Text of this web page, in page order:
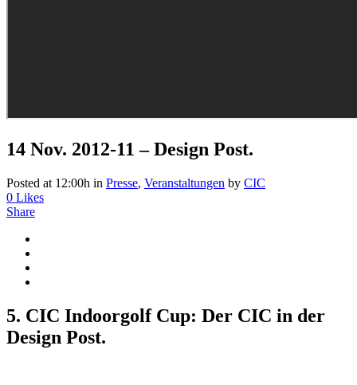
14 Nov. 2012-11 – Design Post.
Posted at 12:00h in Presse, Veranstaltungen by CIC
0 Likes
Share
5. CIC Indoorgolf Cup: Der CIC in der
Design Post.